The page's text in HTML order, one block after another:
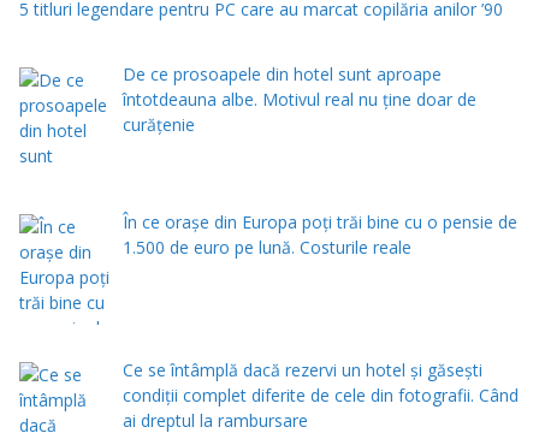
5 titluri legendare pentru PC care au marcat copilăria anilor ’90
De ce prosoapele din hotel sunt aproape
întotdeauna albe. Motivul real nu ține doar de
curățenie
În ce orașe din Europa poți trăi bine cu o pensie de
1.500 de euro pe lună. Costurile reale
Ce se întâmplă dacă rezervi un hotel și găsești
condiții complet diferite de cele din fotografii. Când
ai dreptul la rambursare